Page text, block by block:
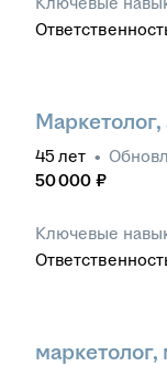
Маркетолог,
45 лет •
50 000 ₽
Ключевые
маркетолог,